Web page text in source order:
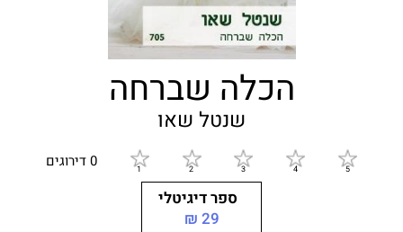
הכלה שברחה
שנטל שאו
0 דירוגים
ספר דיגיטלי
29 ₪